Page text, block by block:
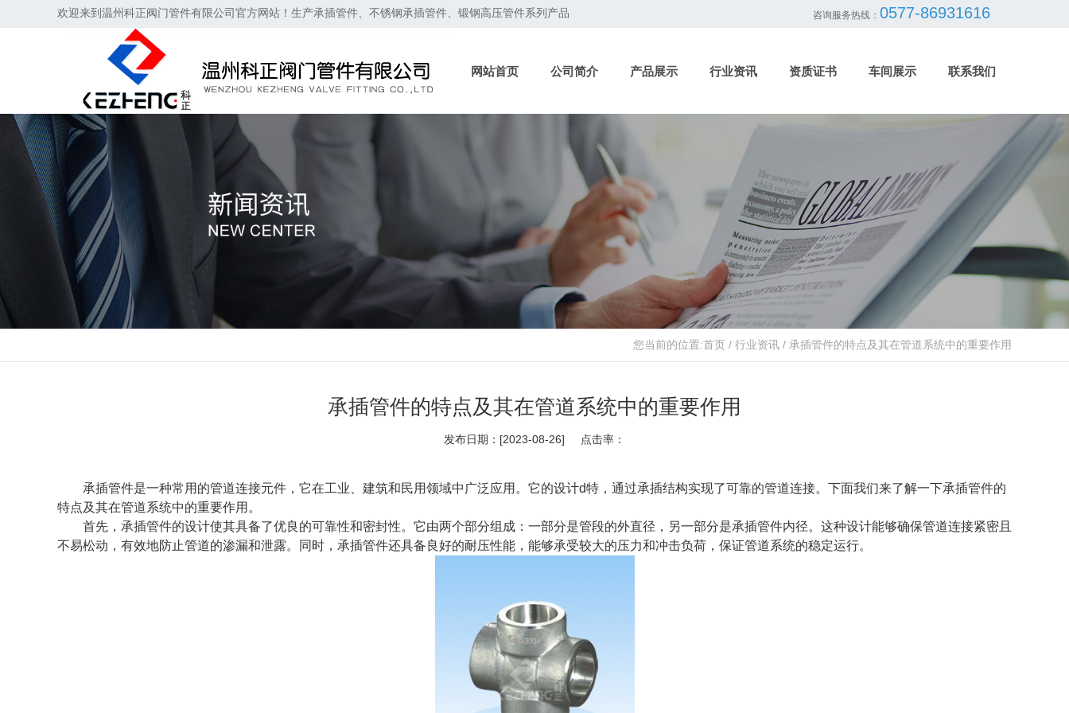
欢迎来到温州科正阀门管件有限公司官方网站！生产承插管件、不锈钢承插管件、锻钢高压管件系列产品 咨询服务热线： 0577-86931616
网站首页 公司简介 产品展示 行业资讯 资质证书 车间展示 联系我们
您当前的位置:首页 / 行业资讯 / 承插管件的特点及其在管道系统中的重要作用
承插管件的特点及其在管道系统中的重要作用
发布日期：[2023-08-26] 点击率：
承插管件是一种常用的管道连接元件，它在工业、建筑和民用领域中广泛应用。它的设计d特，通过承插结构实现了可靠的管道连接。下面我们来了解一下承插管件的
特点及其在管道系统中的重要作用。
首先，承插管件的设计使其具备了优良的可靠性和密封性。它由两个部分组成：一部分是管段的外直径，另一部分是承插管件内径。这种设计能够确保管道连接紧密且
不易松动，有效地防止管道的渗漏和泄露。同时，承插管件还具备良好的耐压性能，能够承受较大的压力和冲击负荷，保证管道系统的稳定运行。